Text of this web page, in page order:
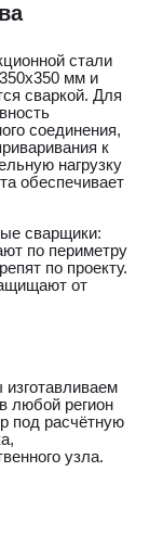
стали
мм и
сваркой. Для
соединения,
к
нагрузку
обеспечивает
сварщики:
по периметру
по проекту.
от
любой регион
под расчётную
узла.